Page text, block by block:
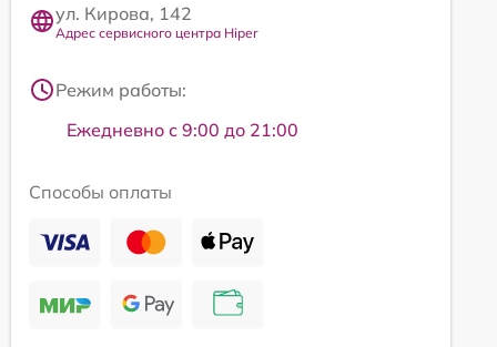
ул. Кирова, 142
Адрес сервисного центра Hiper
Режим работы:
Ежедневно с 9:00 до 21:00
Способы оплаты